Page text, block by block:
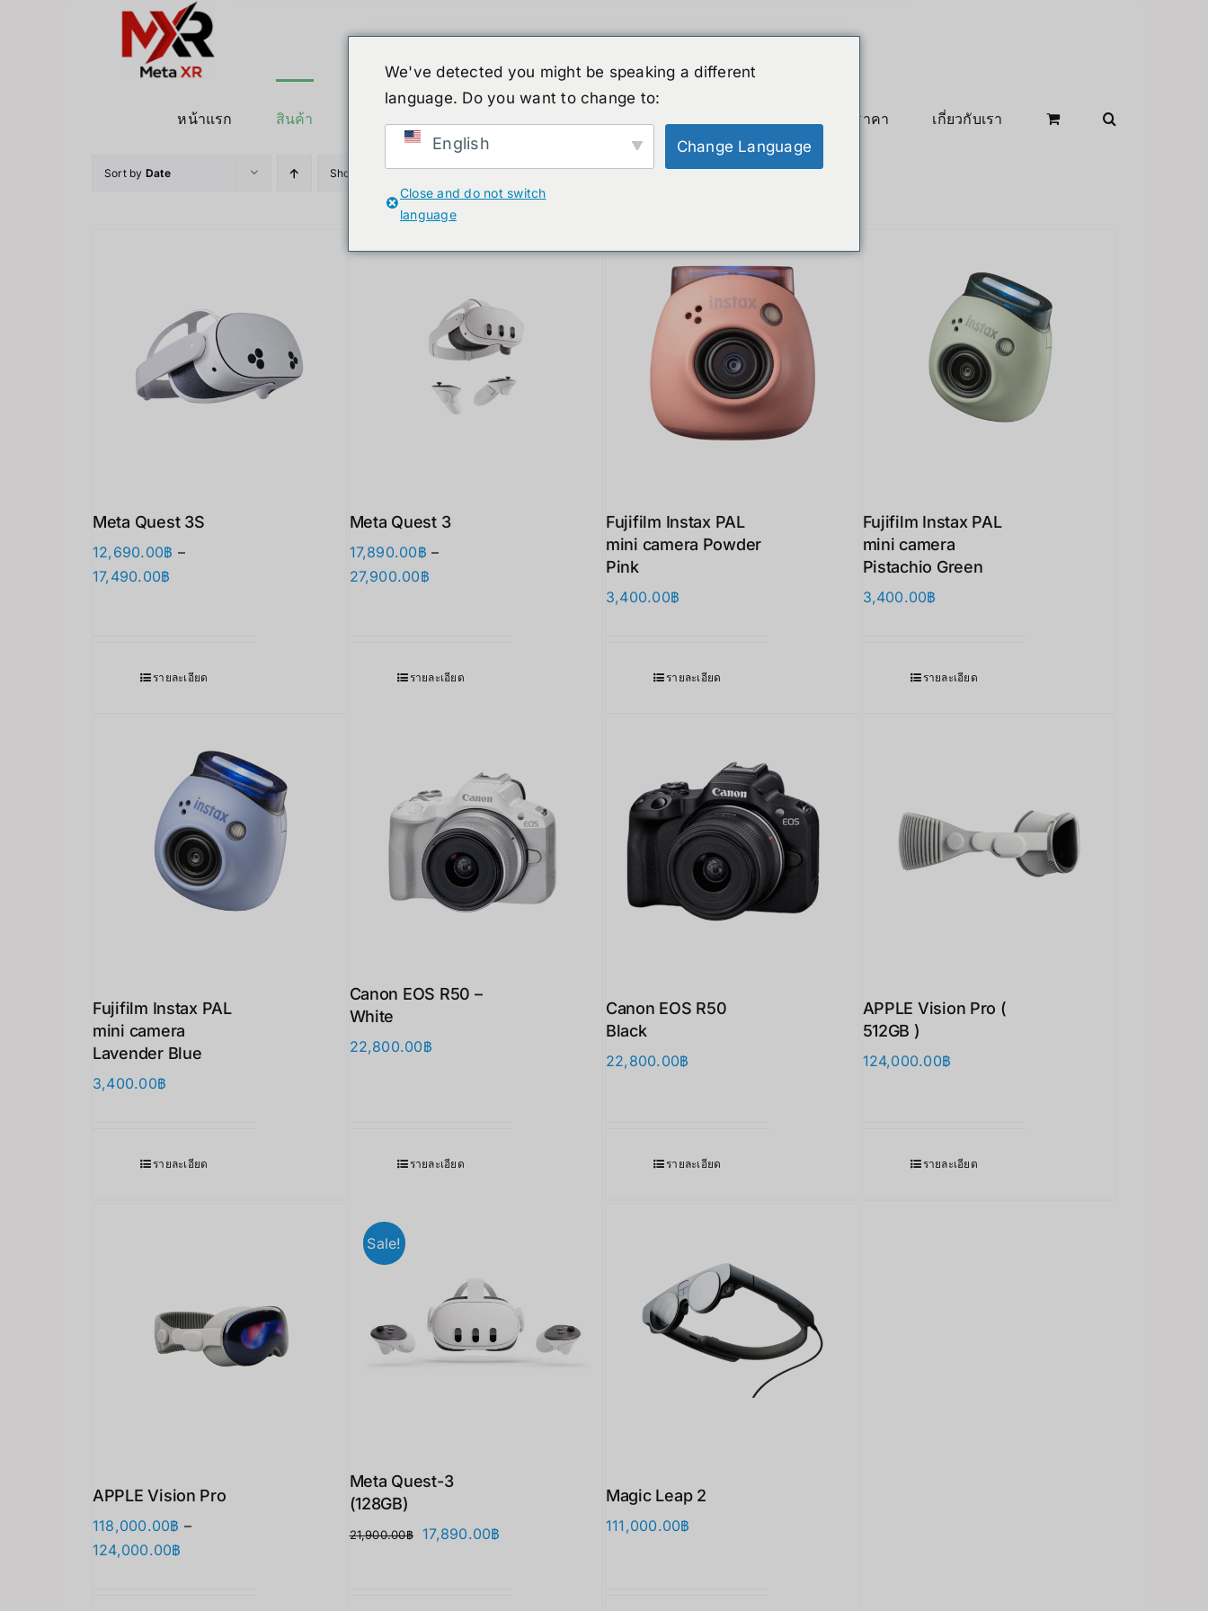
หน้าแรก
สินค้า สินค้าลดราคา เกี่ยวกับเรา
Sort by Date Show 36 Products
Meta Quest 3S
12,690.00฿ –
17,490.00฿
17,490.00฿
รายละเอียด
Meta Quest 3
17,890.00฿ –
27,900.00฿Price
27,900.00฿
รายละเอียด
Fujifilm Instax PAL
mini camera Powder
Pink
3,400.00฿
รายละเอียด
Fujifilm Instax PAL
mini camera
Pistachio Green
3,400.00฿
รายละเอียด
Fujifilm Instax PAL
mini camera
Lavender Blue
3,400.00฿
รายละเอียด
Canon EOS R50 –
White
22,800.00฿
รายละเอียด
Canon EOS R50
Black
22,800.00฿
รายละเอียด
APPLE Vision Pro (
512GB )
124,000.00฿
รายละเอียด
APPLE Vision Pro
118,000.00฿ –
124,000.00฿
Sale!
Meta Quest-3
(128GB)
21,900.00฿
Original
17,890.00฿
Magic Leap 2
111,000.00฿
We've detected you might be speaking a different
language. Do you want to change to:
English Change Language
Close and do not switch
language